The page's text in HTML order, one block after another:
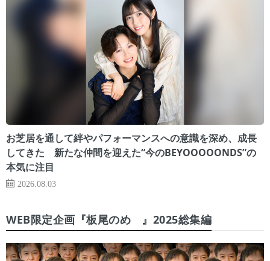
お芝居を通して絆やパフォーマンスへの意識を深め、成長
してきた 新たな仲間を迎えた“今のBEYOOOOONDS”の
本気に注目
2026.08.03
WEB限定企画『板尾のめ゙』2025総集編